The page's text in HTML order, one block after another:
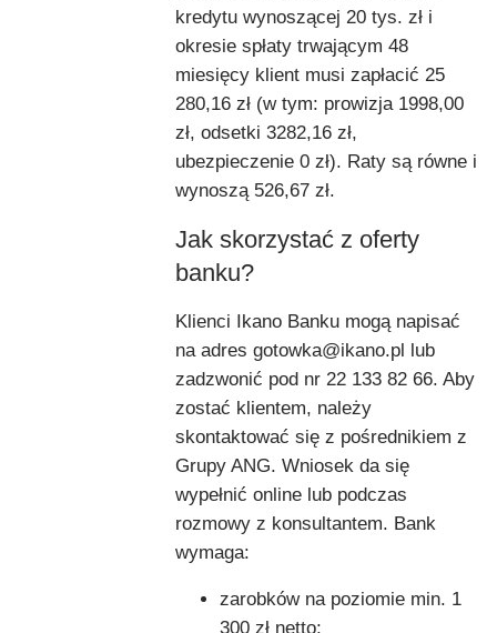
kredytu wynoszącej 20 tys. zł i
okresie spłaty trwającym 48
miesięcy klient musi zapłacić 25
280,16 zł (w tym: prowizja 1998,00
zł, odsetki 3282,16 zł,
ubezpieczenie 0 zł). Raty są równe i
wynoszą 526,67 zł.
Jak skorzystać z oferty
banku?
Klienci Ikano Banku mogą napisać
na adres gotowka@ikano.pl lub
zadzwonić pod nr 22 133 82 66. Aby
zostać klientem, należy
skontaktować się z pośrednikiem z
Grupy ANG. Wniosek da się
wypełnić online lub podczas
rozmowy z konsultantem. Bank
wymaga:
zarobków na poziomie min. 1
300 zł netto;